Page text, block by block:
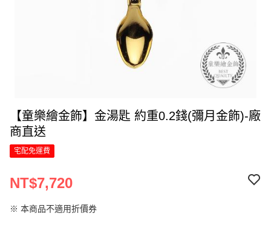
【童樂繪金飾】金湯匙 約重0.2錢(彌月金飾)-廠
商直送
宅配免運費
NT$7,720
※ 本商品不適用折價券